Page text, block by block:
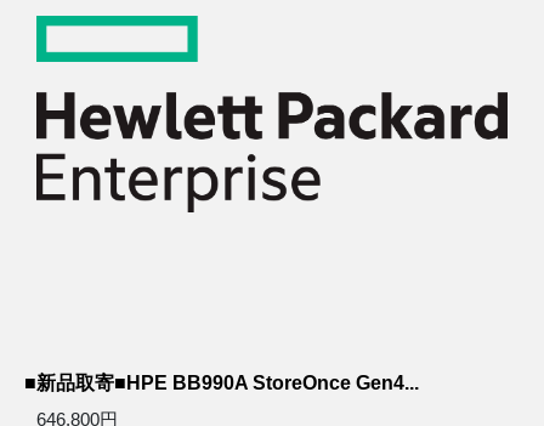
■新品取寄■HPE BB990A StoreOnce Gen4...
646,800円